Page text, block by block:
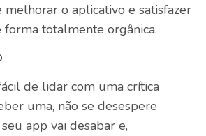
o aplicativo e satisfazer
totalmente orgânica.
de lidar com uma crítica
uma, não se desespere
app vai desabar e,